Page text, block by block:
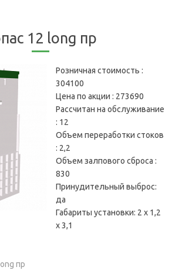
12 long пр
Розничная стоимость :
304100
Цена по акции : 273690
Рассчитан на обслуживание
: 12
Объем переработки стоков
: 2,2
Объем залпового сброса :
830
Принудительный выброс:
да
Габариты установки: 2 х 1,2
х 3,1
пр